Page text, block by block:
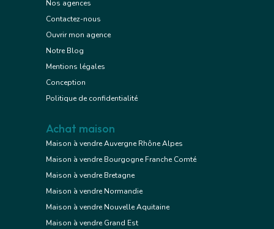
Nos agences
Contactez-nous
Ouvrir mon agence
Notre Blog
Mentions légales
Conception
Politique de confidentialité
Achat maison
Maison à vendre Auvergne Rhône Alpes
Maison à vendre Bourgogne Franche Comté
Maison à vendre Bretagne
Maison à vendre Normandie
Maison à vendre Nouvelle Aquitaine
Maison à vendre Grand Est